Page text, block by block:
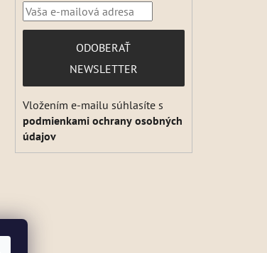
PRIHLÁSIŤ
SA
ODOBERAŤ
NEWSLETTER
Vložením e-mailu súhlasíte s
podmienkami ochrany osobných
údajov